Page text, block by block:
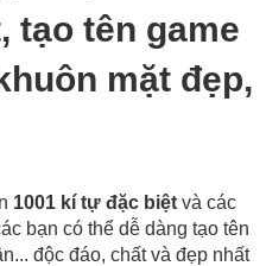
tạo tên game
mặt đẹp,
1001 kí tự đặc biệt và các
bạn có thể dễ dàng tạo tên
độc đáo, chất và đẹp nhất